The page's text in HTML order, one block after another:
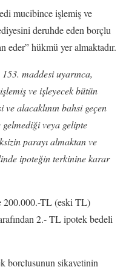
mucibince işlemiş ve
deruhde eden borçlu
eder” hükmü yer almaktadır.
maddesi uyarınca,
ve işleyecek bütün
alacaklının bahsi geçen
gelmediği veya gelipte
parayı almaktan ve
ipoteğin terkinine karar
200.000.-TL (eski TL)
2.- TL ipotek bedeli
borçlusunun şikayetinin